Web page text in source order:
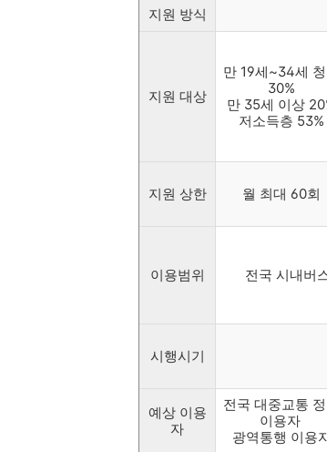
지원 방식
지원 대상
만 19세~34세
30%
만 35세 이상
저소득층 53%
지원 상한 월 최대 60회
이용범위 전국 시내버
시행시기
예상 이용
자
전국 대중교통
이용자
광역통행 이용